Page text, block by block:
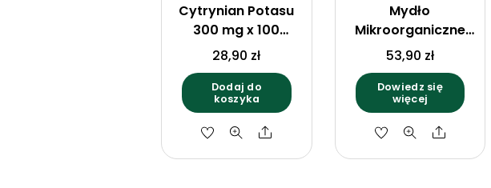
Cytrynian Potasu
300 mg x 100
tabletek Aliness
28,90 zł
Dodaj do
koszyka
Share
Mydło
Mikroorganiczne
ZIELONE 300 ml – Z
młodym
jęczmieniem,
melasą i ziołami –
ProBiotics
53,90 zł
Dowiedz się
więcej
Share